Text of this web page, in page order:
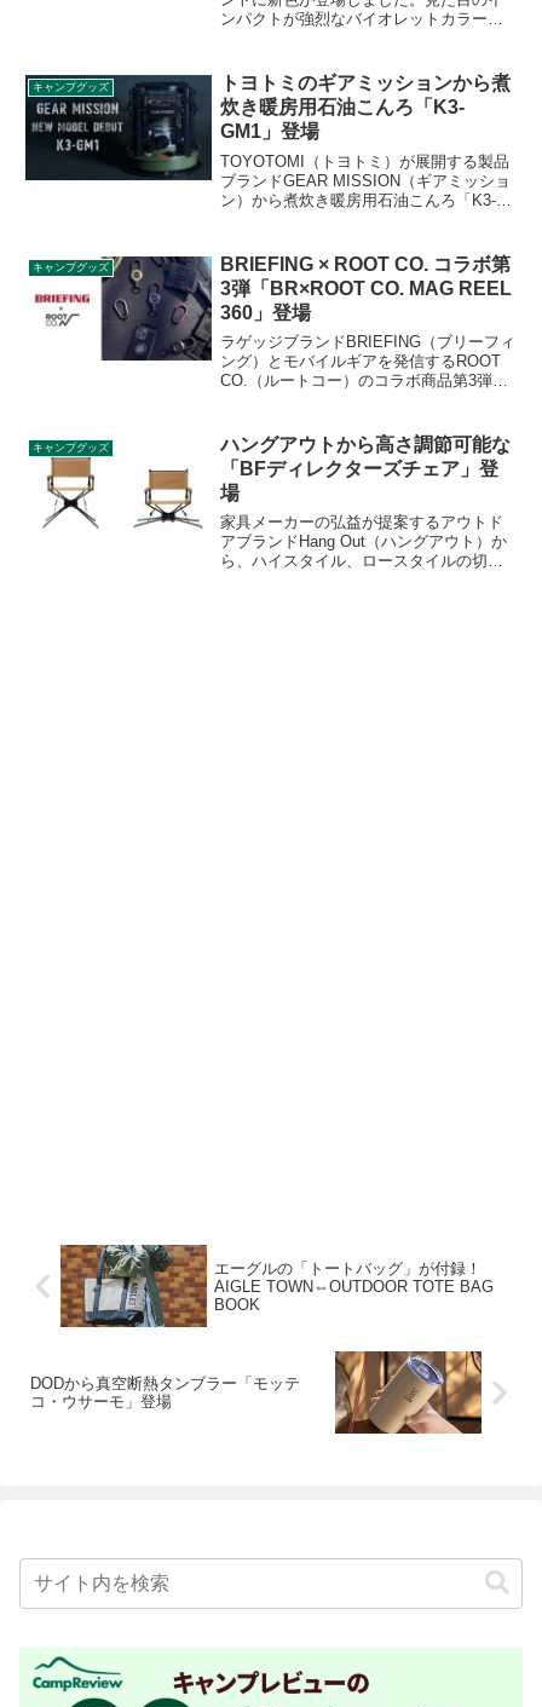
ンパクトが強烈なバイオレットカラーで
ーキ、ライトベージュのフライシートも
新発売となりました。詳細をレビューし
ます。
キャンプグッズ
トヨトミのギアミッションから煮
炊き暖房用石油こんろ「K3-
GM1」登場
TOYOTOMI（トヨトミ）が展開する製品
ブランドGEAR MISSION（ギアミッショ
ン）から煮炊き暖房用石油こんろ「K3-
のない火力と機能性を実現したストーブ
のように使えるこんろです。詳細をレビ
ューします。
キャンプグッズ
BRIEFING × ROOT CO. コラボ第
3弾「BR×ROOT CO. MAG REEL
360」登場
ラゲッジブランドBRIEFING（ブリーフィ
ング）とモバイルギアを発信するROOT
CO.（ルートコー）のコラボ商品第3弾と
た。詳細をレビューします。
キャンプグッズ
ハングアウトから高さ調節可能な
「BFディレクターズチェア」登
場
家具メーカーの弘益が提案するアウトド
アブランドHang Out（ハングアウト）か
ら、ハイスタイル、ロースタイルの切り
エーグルの「トートバッグ」が付録！
AIGLE TOWN⇔OUTDOOR TOTE BAG
BOOK
DODから真空断熱タンブラー「モッテ
コ・ウサーモ」登場